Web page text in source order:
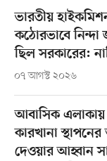
ভারতীয়
কঠোরভাবে
ছিল সরকারের:
০৭ আগস্ট ২০২৬
আবাসিক
কারখানা
দেওয়ার আহ্বান